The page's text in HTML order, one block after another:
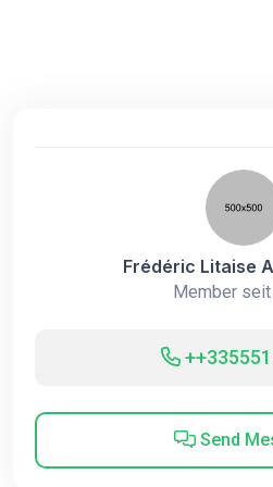
Frédéric Litaise
Member
Send